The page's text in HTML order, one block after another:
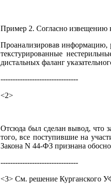
Пример 2. Согласно извещению
Проанализировав информацию,
текстурированные
дистальных фаланг
--------------------------------
<2>
Отсюда был сделан вывод, что
того, все поступившие на
Закона N 44-ФЗ признана
--------------------------------
<3> См. решение Курганского